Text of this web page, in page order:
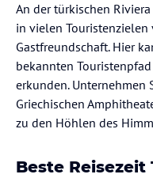
An der türkischen
in vielen
Gastfreundschaft. Hier
bekannten
erkunden. Unternehmen
Griechischen
zu den Höhlen des
Beste Reisezeit